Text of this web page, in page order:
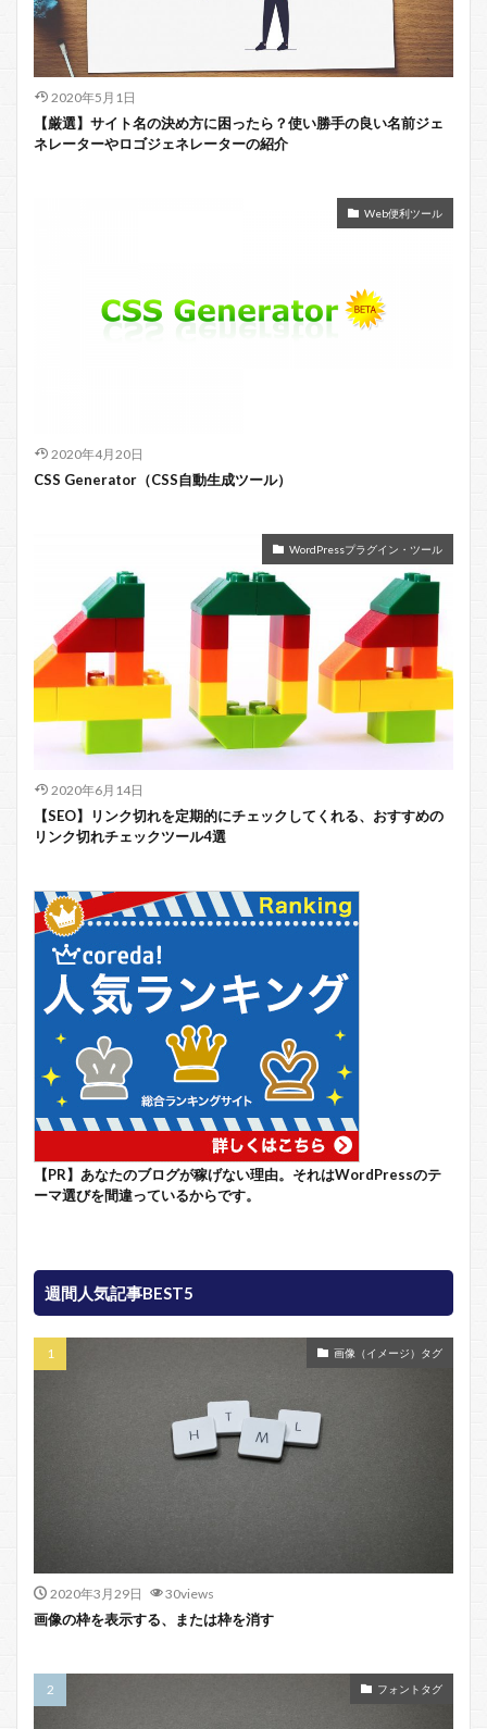
2020年5月1日
【厳選】サイト名の決め方に困ったら？使い勝手の良い名前ジェ
ネレーターやロゴジェネレーターの紹介
Web便利ツール
2020年4月20日
CSS Generator（CSS自動生成ツール）
WordPressプラグイン・ツール
2020年6月14日
【SEO】リンク切れを定期的にチェックしてくれる、おすすめの
リンク切れチェックツール4選
【PR】あなたのブログが稼げない理由。それはWordPressのテ
ーマ選びを間違っているからです。
週間人気記事BEST5
画像（イメージ）タグ
2020年3月29日 30views
画像の枠を表示する、または枠を消す
フォントタグ